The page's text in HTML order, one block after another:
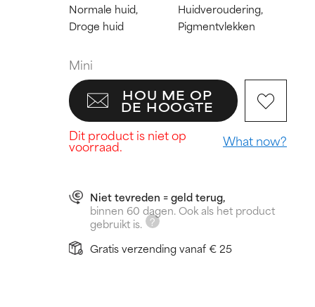
Normale huid,
Droge huid
Huidveroudering,
Pigmentvlekken
Mini
Dit product is niet op
voorraad. What now?
HOU ME OP
DE HOOGTE
Niet tevreden = geld terug,
binnen 60 dagen. Ook als het product
gebruikt is.
Gratis verzending vanaf € 25